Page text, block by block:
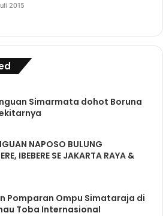
2015
Simarmata dohot Boruna
NAPOSO BULUNG
IBEBERE SE JAKARTA RAYA &
Pomparan Ompu Simataraja di
Toba Internasional